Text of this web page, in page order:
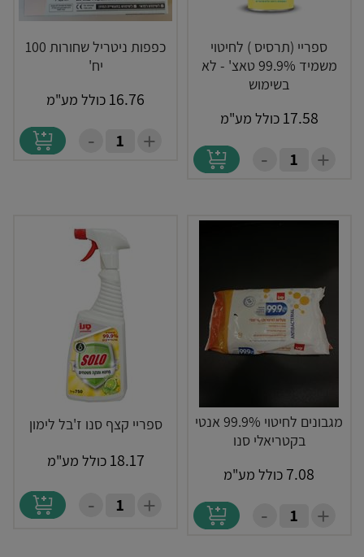
ספריי (תרסיס ) לחיטוי
משמיד 99.9% טאצ' - לא
בשימוש
17.58 כולל מע"מ
+
-
כפפות ניטריל שחורות 100
יח'
16.76 כולל מע"מ
+
-
מגבונים לחיטוי 99.9% אנטי
בקטריאלי סנו
7.08 כולל מע"מ
+
-
ספריי קצף סנו ז'בל לימון
18.17 כולל מע"מ
+
-